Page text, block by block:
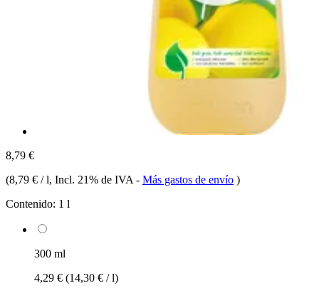
8,79 €
(8,79 € / l, Incl. 21% de IVA - Más gastos de envío )
Contenido: 1 l
300 ml
4,29 € (14,30 € / l)